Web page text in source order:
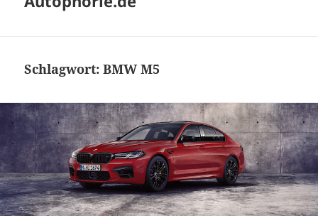
Schlagwort:BMW M5